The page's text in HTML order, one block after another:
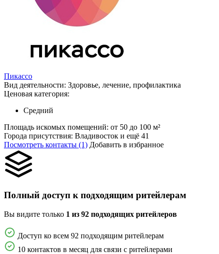
Пикассо
Вид деятельности: Здоровье, лечение, профилактика
Ценовая категория:
Средний
Площадь искомых помещений: от 50 до 100 м²
Города присутствия: Владивосток и ещё 41
Посмотреть контакты (1) Добавить в избранное
Полный доступ к подходящим ритейлерам
Вы видите только 1 из 92 подходящих ритейлеров
Доступ ко всем 92 подходящим ритейлерам
10 контактов в месяц для связи с ритейлерами